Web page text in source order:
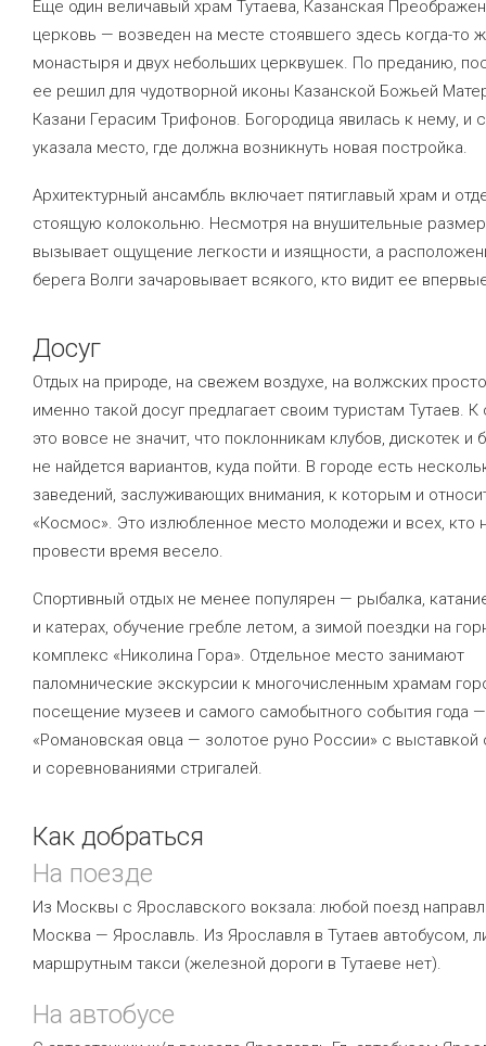
Еще один величавый храм Тутаева, Казанская
церковь — возведен на месте стоявшего здесь когда-то
монастыря и двух небольших церквушек. По преданию,
ее решил для чудотворной иконы Казанской Божьей
Казани Герасим Трифонов. Богородица явилась к нему, и
указала место, где должна возникнуть новая постройка.
Архитектурный ансамбль включает пятиглавый храм и
стоящую колокольню. Несмотря на внушительные
вызывает ощущение легкости и изящности, а
берега Волги зачаровывает всякого, кто видит ее
Досуг
Отдых на природе, на свежем воздухе, на волжских
именно такой досуг предлагает своим туристам Тутаев. К
это вовсе не значит, что поклонникам клубов, дискотек и
не найдется вариантов, куда пойти. В городе есть
заведений, заслуживающих внимания, к которым и
«Космос». Это излюбленное место молодежи и всех, кто
провести время весело.
Спортивный отдых не менее популярен — рыбалка,
и катерах, обучение гребле летом, а зимой поездки на
комплекс «Николина Гора». Отдельное место занимают
паломнические экскурсии к многочисленным храмам
посещение музеев и самого самобытного события года
«Романовская овца — золотое руно России» с выставкой
и соревнованиями стригалей.
Как добраться
На поезде
Из Москвы с Ярославского вокзала: любой поезд
Москва — Ярославль. Из Ярославля в Тутаев автобусом,
маршрутным такси (железной дороги в Тутаеве нет).
На автобусе